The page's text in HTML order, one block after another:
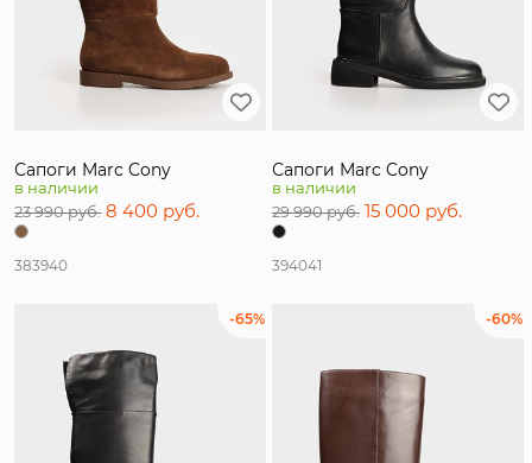
Сапоги Marc Cony
в наличии
23 990 руб. 8 400 руб.
383940
Сапоги Marc Cony
в наличии
29 990 руб. 15 000 руб.
394041
-65% -60%